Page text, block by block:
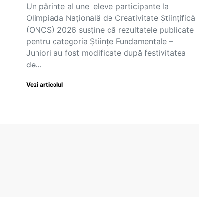
Un părinte al unei eleve participante la
Olimpiada Națională de Creativitate Științifică
(ONCS) 2026 susține că rezultatele publicate
pentru categoria Științe Fundamentale –
Juniori au fost modificate după festivitatea
de…
Vezi articolul